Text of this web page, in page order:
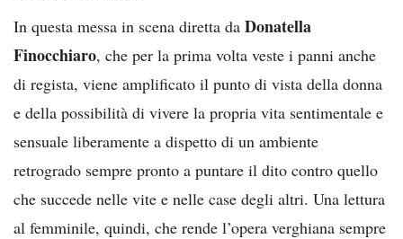
In questa messa in scena diretta da Donatella
Finocchiaro, che per la prima volta veste i panni anche
di regista, viene amplificato il punto di vista della donna
e della possibilità di vivere la propria vita sentimentale e
sensuale liberamente a dispetto di un ambiente
retrogrado sempre pronto a puntare il dito contro quello
che succede nelle vite e nelle case degli altri. Una lettura
al femminile, quindi, che rende l’opera verghiana sempre